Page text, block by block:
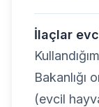
İlaçlar
Bakanlığı
(evcil